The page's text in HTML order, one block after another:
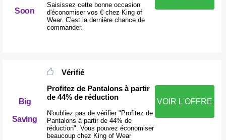
Soon
Saisissez cette bonne occasion
d'économiser vos € chez King of
Wear. C'est la dernière chance de
commander.
Big
Saving
Vérifié
Profitez de Pantalons à partir
de 44% de réduction
N'oubliez pas de vérifier "Profitez de
Pantalons à partir de 44% de
réduction". Vous pouvez économiser
beaucoup chez King of Wear
VOIR L'OFFRE